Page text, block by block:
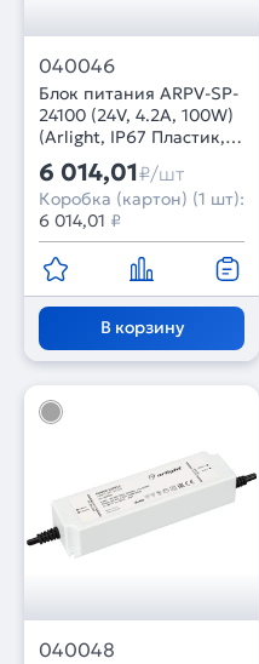
040046
Блок питания ARPV-SP-
24100 (24V, 4.2A, 100W)
(Arlight, IP67 Пластик, 5
лет)
6 014,01₽/шт
Коробка (картон) (1 шт):
6 014,01 ₽
В корзину
040048